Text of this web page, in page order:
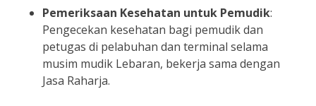
Pemeriksaan Kesehatan untuk Pemudik:
Pengecekan kesehatan bagi pemudik dan
petugas di pelabuhan dan terminal selama
musim mudik Lebaran, bekerja sama dengan
Jasa Raharja.